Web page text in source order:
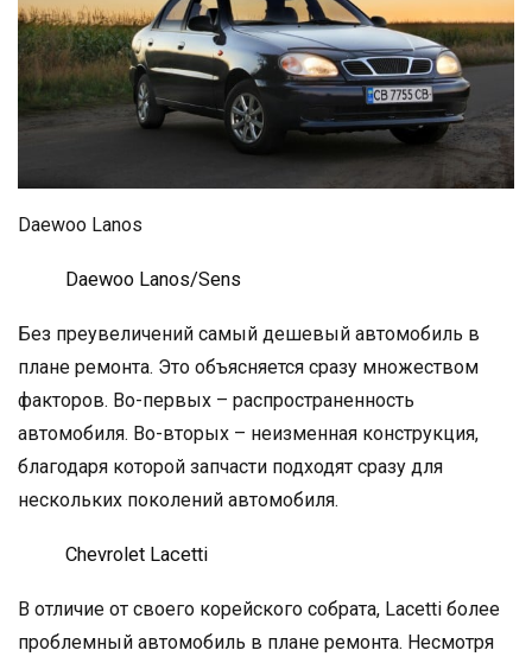
Daewoo Lanos
Daewoo Lanos/Sens
Без преувеличений самый дешевый автомобиль в
плане ремонта. Это объясняется сразу множеством
факторов. Во-первых – распространенность
автомобиля. Во-вторых – неизменная конструкция,
благодаря которой запчасти подходят сразу для
нескольких поколений автомобиля.
Chevrolet Lacetti
В отличие от своего корейского собрата, Lacetti более
проблемный автомобиль в плане ремонта. Несмотря